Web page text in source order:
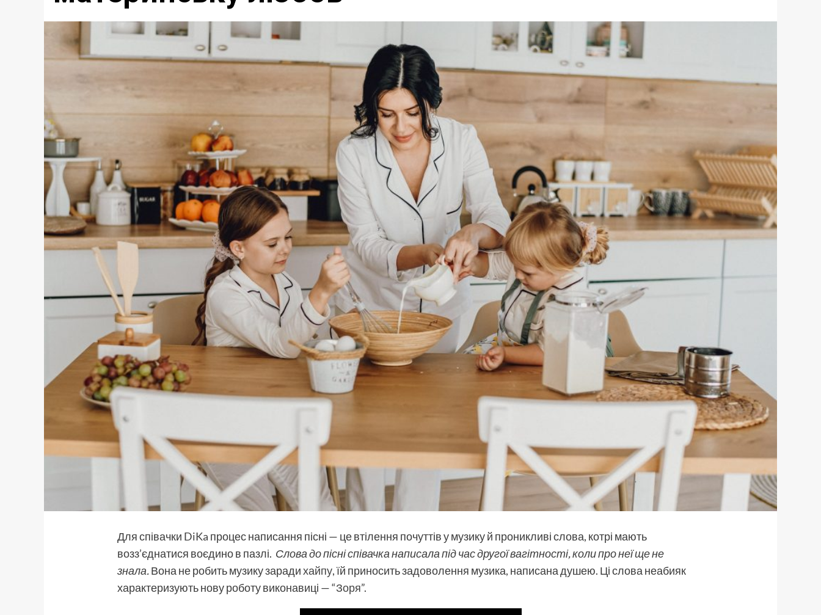
Для співачки DiKa процес написання пісні — це втілення почуттів у музику й проникливі слова, котрі мають
возз’єднатися воєдино в пазлі. Слова до пісні співачка написала під час другої вагітності, коли про неї ще не
знала.Вона не робить музику зарадихайпу, їй приносить задоволення музика, написана душею. Ці слова неабияк
характеризують нову роботу виконавиці — “Зоря”.